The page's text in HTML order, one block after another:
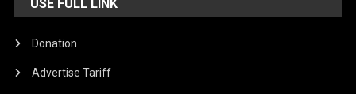
USE FULL LINK
Donation
Advertise Tariff